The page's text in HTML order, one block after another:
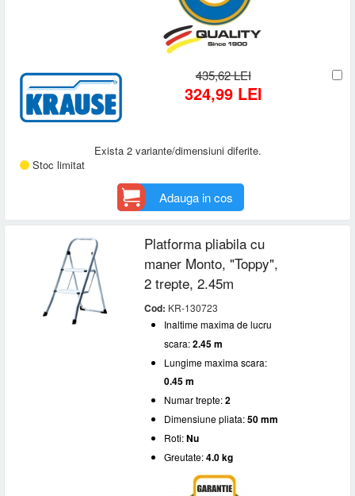
435,62 LEI
324,99 LEI
Exista 2 variante/dimensiuni diferite.
Stoc limitat
Adauga in cos
Platforma pliabila cu
maner Monto, "Toppy",
2 trepte, 2.45m
Cod: KR-130723
Inaltime maxima de lucru
scara:2.45 m
Lungime maxima scara:
0.45 m
Numar trepte:2
Dimensiune pliata:50 mm
Roti:Nu
Greutate:4.0 kg